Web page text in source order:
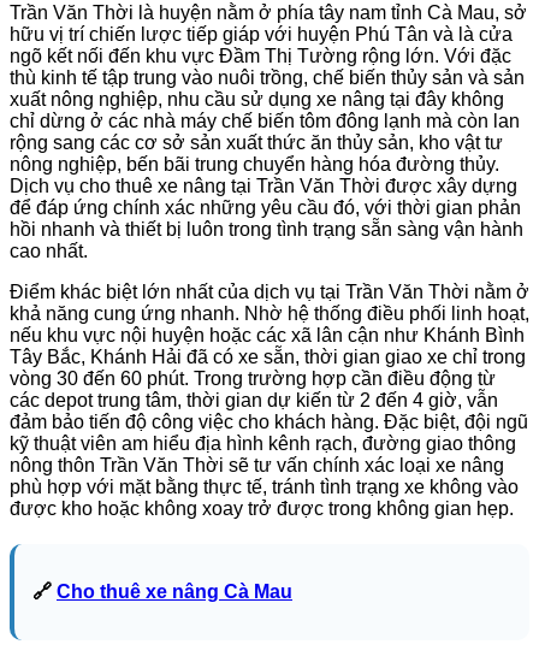
Trần Văn Thời là huyện nằm ở phía tây nam tỉnh Cà Mau, sở
hữu vị trí chiến lược tiếp giáp với huyện Phú Tân và là cửa
ngõ kết nối đến khu vực Đầm Thị Tường rộng lớn. Với đặc
thù kinh tế tập trung vào nuôi trồng, chế biến thủy sản và sản
xuất nông nghiệp, nhu cầu sử dụng xe nâng tại đây không
chỉ dừng ở các nhà máy chế biến tôm đông lạnh mà còn lan
rộng sang các cơ sở sản xuất thức ăn thủy sản, kho vật tư
nông nghiệp, bến bãi trung chuyển hàng hóa đường thủy.
Dịch vụ cho thuê xe nâng tại Trần Văn Thời được xây dựng
để đáp ứng chính xác những yêu cầu đó, với thời gian phản
hồi nhanh và thiết bị luôn trong tình trạng sẵn sàng vận hành
cao nhất.
Điểm khác biệt lớn nhất của dịch vụ tại Trần Văn Thời nằm ở
khả năng cung ứng nhanh. Nhờ hệ thống điều phối linh hoạt,
nếu khu vực nội huyện hoặc các xã lân cận như Khánh Bình
Tây Bắc, Khánh Hải đã có xe sẵn, thời gian giao xe chỉ trong
vòng 30 đến 60 phút. Trong trường hợp cần điều động từ
các depot trung tâm, thời gian dự kiến từ 2 đến 4 giờ, vẫn
đảm bảo tiến độ công việc cho khách hàng. Đặc biệt, đội ngũ
kỹ thuật viên am hiểu địa hình kênh rạch, đường giao thông
nông thôn Trần Văn Thời sẽ tư vấn chính xác loại xe nâng
phù hợp với mặt bằng thực tế, tránh tình trạng xe không vào
được kho hoặc không xoay trở được trong không gian hẹp.
🔗 Cho thuê xe nâng Cà Mau